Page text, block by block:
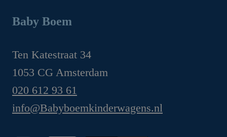
Baby Boem
Ten Katestraat 34
1053 CG Amsterdam
020 612 93 61
info@Babyboemkinderwagens.nl